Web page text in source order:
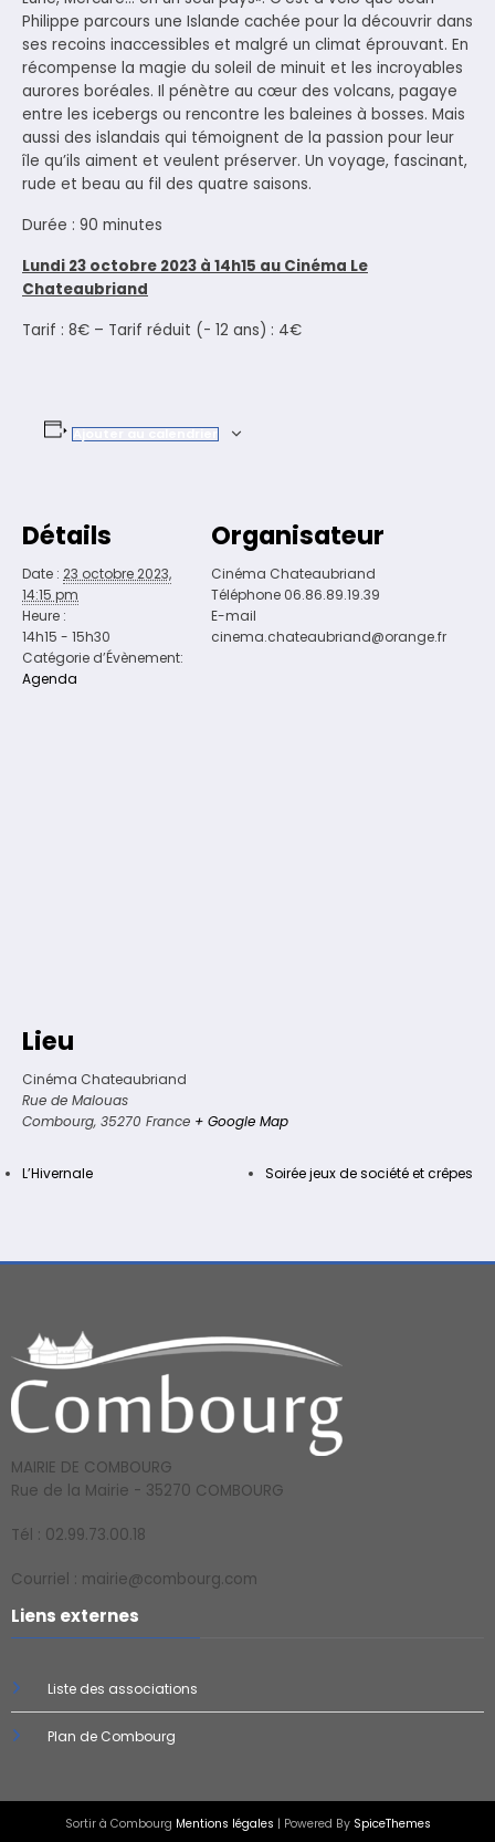
Philippe parcours une Islande cachée pour la découvrir dans
ses recoins inaccessibles et malgré un climat éprouvant. En
récompense la magie du soleil de minuit et les incroyables
aurores boréales. Il pénètre au cœur des volcans, pagaye
entre les icebergs ou rencontre les baleines à bosses. Mais
aussi des islandais qui témoignent de la passion pour leur
île qu’ils aiment et veulent préserver. Un voyage, fascinant,
rude et beau au fil des quatre saisons.
Durée : 90 minutes
Lundi 23 octobre 2023 à 14h15 au Cinéma Le
Chateaubriand
Tarif : 8€ – Tarif réduit (- 12 ans) : 4€
Ajouter au calendrier
Détails
Date : 23 octobre 2023,
14:15 pm
Heure :
14h15 - 15h30
Catégorie d’Évènement:
Agenda
Organisateur
Cinéma Chateaubriand
Téléphone 06.86.89.19.39
E-mail
cinema.chateaubriand@orange.fr
Lieu
Cinéma Chateaubriand
Rue de Malouas
Combourg, 35270 France + Google Map
L’Hivernale Soirée jeux de société et crêpes
MAIRIE DE COMBOURG
Rue de la Mairie - 35270 COMBOURG
Tél : 02.99.73.00.18
Courriel : mairie@combourg.com
Liens externes
Liste des associations
Plan de Combourg
Sortir à Combourg Mentions légales | Powered By SpiceThemes